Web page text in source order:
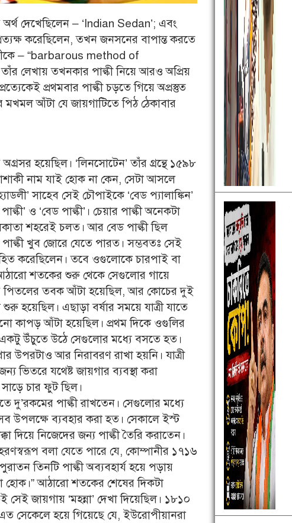
অর্থ দেখেছিলেন – ‘Indian Sedan’; এবং
করেছিলেন, তখন জনসনের বাপান্ত করতে
– “barbarous method of
লেখায় তখনকার পাল্কী নিয়ে আরও অপ্রিয়
প্রথমবার পাল্কী চড়তে গিয়ে অপ্রস্তুত
আঁটা যে জায়গাটিতে পিঠ ঠেকাবার
হয়েছিল। ‘লিনসোটেন’ তাঁর গ্রন্থে ১৫৯৮
নাম যাই হোক না কেন, সেটা আসলে
সাহেব সেই চৌপাইকে ‘বেড প্যালাঙ্কিন’
ও ‘বেড পাল্কী’। চেয়ার পাল্কী অনেকটা
শহরেই চলত। আর বেড পাল্কী ছিল
খুব জোরে যেতে পারত। সম্ভবতঃ সেই
করেছিলেন। তবে ওগুলোকে চারপাই বা
শতকের শুরু থেকে সেগুলোর গায়ে
পিতলের তবক আঁটা হয়েছিল, আর কোচের দুই
হয়েছিল। এছাড়া বর্ষার সময়ে যাত্রী যাতে
কাপড় আঁটা হয়েছিল। প্রথম দিকে ওগুলির
একটু উঁচুতে উঠে সেগুলোর মধ্যে বসতে হত।
উপরটাও আর নিরাবরণ রাখা হয়নি। যাত্রী
ভিতরে যথেষ্ট জায়গার ব্যবস্থা করা
চার ফুট ছিল।
দু’রকমের পাল্কী রাখতেন। সেগুলোর মধ্যে
উপলক্ষে ব্যবহার করা হত। সেকালে ইস্ট
দিয়ে নিজেদের জন্য পাল্কী তৈরি করাতেন।
বলা যেতে পারে যে, কোম্পানীর ১৭১৬
তিনটি পাল্কী অব্যবহার্য হয়ে পড়ায়
হোক।” আঠারো শতকের শেষের দিকটা
জায়গায় ‘মহন্না’ দেখা দিয়েছিল। ১৮১০
সেকেলে হয়ে গিয়েছে যে, ইউরোপীয়ানরা